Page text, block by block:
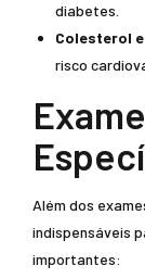
diabetes.
Colesterol
risco
Além dos
indispensáveis
importantes: